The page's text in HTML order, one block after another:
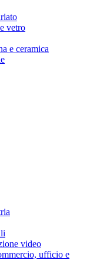
vetro
e ceramica
video
ufficio e